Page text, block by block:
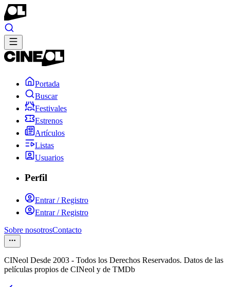
Portada
Buscar
Festivales
Estrenos
Artículos
Listas
Usuarios
Perfil
Entrar / Registro
Entrar / Registro
Sobre nosotrosContacto
CINeol Desde 2003 - Todos los Derechos Reservados. Datos de las
películas propios de CINeol y de TMDb